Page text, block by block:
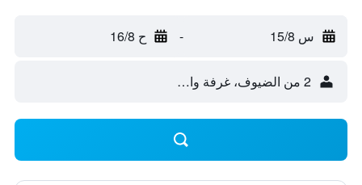
س 15/8 - ح 16/8
2 من الضيوف، غرفة واحدة